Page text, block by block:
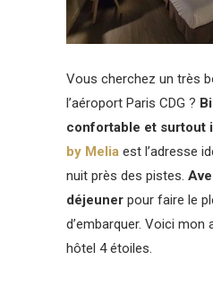
Vous cherchez un très
l’aéroport Paris CDG ?
confortable et surtout
by Melia est l’adresse
nuit près des pistes.
déjeuner pour faire le
d’embarquer. Voici mon
hôtel 4 étoiles.